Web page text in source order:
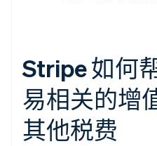
Stripe 如何
易相关的增
其他税费